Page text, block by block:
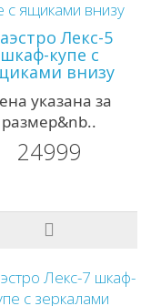
Лекс-5
шкаф-купе с
внизу
указана за
размер&nb..
24999